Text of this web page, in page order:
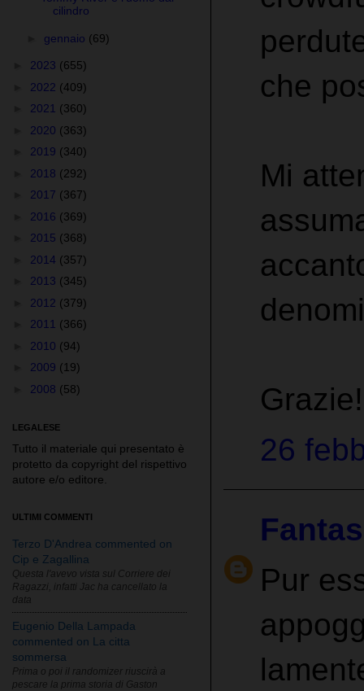
che
Mi
Grazie!
26
Pur
cilindro
gennaio (69)
2023 (655)
2022 (409)
2021 (360)
2020 (363)
2019 (340)
2018 (292)
2017 (367)
2016 (369)
2015 (368)
2014 (357)
2013 (345)
2012 (379)
2011 (366)
2010 (94)
2009 (19)
2008 (58)
LEGALESE
Tutto il materiale qui presentato è
protetto da copyright del rispettivo
autore e/o editore.
ULTIMI COMMENTI
Terzo D'Andrea commented on
Cip e Zagallina
Questa l'avevo vista sul Corriere dei
Ragazzi, infatti Jac ha cancellato la
data
Eugenio Della Lampada
commented on La citta
sommersa
Prima o poi il randomizer riuscirà a
pescare la prima storia di Gaston